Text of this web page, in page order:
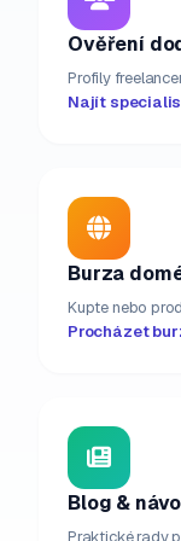
Ověření
Profily
Najít
Burza
Kupte nebo
Procházet
Blog &